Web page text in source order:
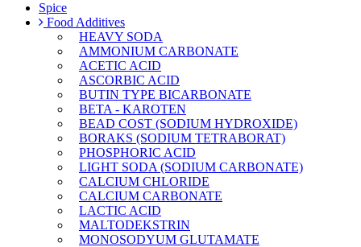
Spice
Food Additives
HEAVY SODA
AMMONIUM CARBONATE
ACETIC ACID
ASCORBIC ACID
BUTIN TYPE BICARBONATE
BETA - KAROTEN
BEAD COST (SODIUM HYDROXIDE)
BORAKS (SODIUM TETRABORAT)
PHOSPHORIC ACID
LIGHT SODA (SODIUM CARBONATE)
CALCIUM CHLORIDE
CALCIUM CARBONATE
LACTIC ACID
MALTODEKSTRIN
MONOSODYUM GLUTAMATE